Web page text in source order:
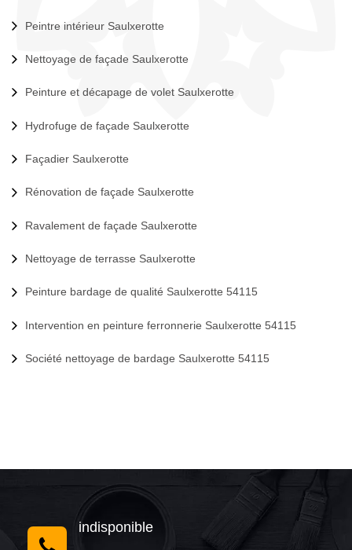
Peintre intérieur Saulxerotte
Nettoyage de façade Saulxerotte
Peinture et décapage de volet Saulxerotte
Hydrofuge de façade Saulxerotte
Façadier Saulxerotte
Rénovation de façade Saulxerotte
Ravalement de façade Saulxerotte
Nettoyage de terrasse Saulxerotte
Peinture bardage de qualité Saulxerotte 54115
Intervention en peinture ferronnerie Saulxerotte 54115
Société nettoyage de bardage Saulxerotte 54115
indisponible